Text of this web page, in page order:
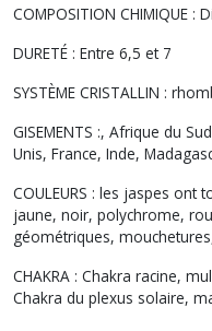
COMPOSITION CHIMIQUE :
DURETÉ : Entre 6,5 et 7
SYSTÈME CRISTALLIN :
GISEMENTS :, Afrique du Sud
Unis, France, Inde,
COULEURS : les jaspes ont
jaune, noir, polychrome,
géométriques,
CHAKRA : Chakra racine,
Chakra du plexus solaire,